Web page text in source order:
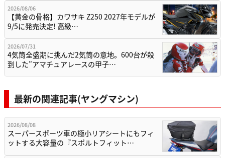
2026/08/06
【黄金の骨格】カワサキ Z250 2027年モデルが
9/5に発売決定! 高級…
2026/07/31
4気筒全盛期に挑んだ2気筒の意地。600台が殺
到した”アマチュアレースの甲子…
最新の関連記事(ヤングマシン)
2026/08/08
スーパースポーツ車の極小リアシートにもフィ
ットする大容量の『スポルトフィット…